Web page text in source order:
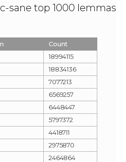
sane top 1000 lemmas
Count
18994115
18834136
7077213
6569257
6448447
5797372
4418711
2975870
2464864